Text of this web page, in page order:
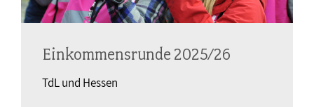
Einkommensrunde 2025/26
TdL und Hessen